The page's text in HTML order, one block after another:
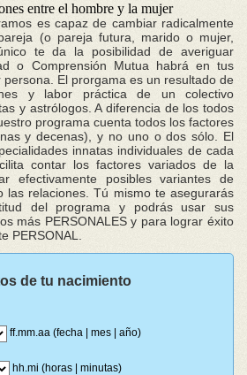
entre el hombre y la mujer
es capaz de cambiar radicalmente
(o pareja futura, marido o mujer,
te da la posibilidad de averiguar
o Comprensión Mutua habrá en tus
El prorgama es un resultado de
y labor práctica de un colectivo
y astrólogos. A diferencia de los todos
programa cuenta todos los factores
y decenas), y no uno o dos sólo. El
innatas individuales de cada
contar los factores variados de la
efectivamente posibles variantes de
las relaciones. Tú mismo te asegurarás
del programa y podrás usar sus
más PERSONALES y para lograr éxito
PERSONAL.
de tu nacimiento
ff.mm.aa (fecha | mes | año)
hh.mi (horas | minutas)